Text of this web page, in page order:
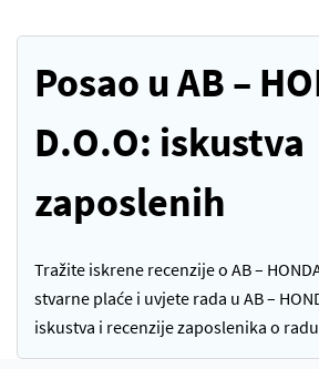
Posao u AB –
D.O.O: iskustva
zaposlenih
Tražite iskrene recenzije o AB –
stvarne plaće i uvjete rada u AB –
iskustva i recenzije zaposlenika o